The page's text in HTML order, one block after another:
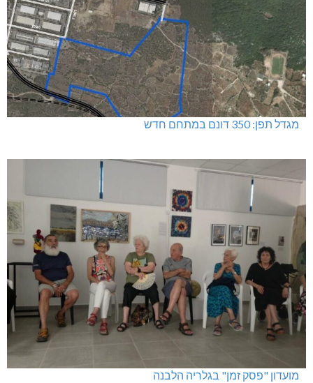
מגדל תפן: 350 דונם במתחם חדש
מועדון "פסק זמן" בגלריה הלבנה